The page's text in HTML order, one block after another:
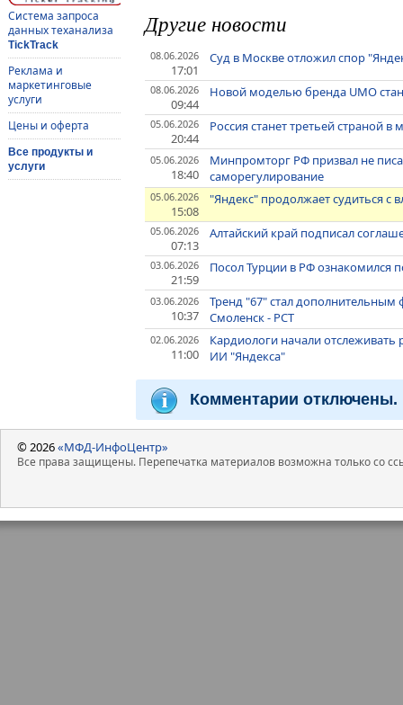
Система запроса
данных теханализа
TickTrack
Реклама и
маркетинговые
услуги
Цены и оферта
Все продукты и
услуги
Другие новости
08.06.2026
17:01
Суд в Москве отложил спор
08.06.2026
09:44
Новой моделью бренда UMO
05.06.2026
20:44
Россия станет третьей страной
05.06.2026
18:40
Минпромторг РФ призвал не
саморегулирование
05.06.2026
15:08
"Яндекс" продолжает судиться с
05.06.2026
07:13
Алтайский край подписал
03.06.2026
21:59
Посол Турции в РФ ознакомился
03.06.2026
10:37
Тренд "67" стал
Смоленск - РСТ
02.06.2026
11:00
Кардиологи начали отслеживать
ИИ "Яндекса"
Комментарии отключены.
© 2026«МФД-ИнфоЦентр»
Все права защищены. Перепечатка материалов возможна только со